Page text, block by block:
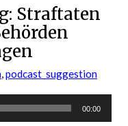
Straftaten
, podcast_suggestion
00:00